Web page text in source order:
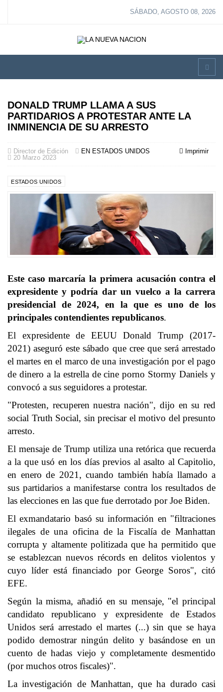
SÁBADO, AGOSTO 08, 2026
DONALD TRUMP LLAMA A SUS
PARTIDARIOS A PROTESTAR ANTE LA
INMINENCIA DE SU ARRESTO
Imprimir
Director de Edición
EN ESTADOS UNIDOS
20 Marzo 2023
ESTADOS UNIDOS
Este caso marcaría la primera acusación contra el
expresidente y podría dar un vuelco a la carrera
presidencial de 2024, en la que es uno de los
principales contendientes republicanos.
El expresidente de EEUU Donald Trump (2017-
2021) aseguró este sábado que cree que será arrestado
el martes en el marco de una investigación por el pago
de dinero a la estrella de cine porno Stormy Daniels y
convocó a sus seguidores a protestar.
"Protesten, recuperen nuestra nación", dijo en su red
social Truth Social, sin precisar el motivo del presunto
arresto.
El mensaje de Trump utiliza una retórica que recuerda
a la que usó en los días previos al asalto al Capitolio,
en enero de 2021, cuando también había llamado a
sus partidarios a manifestarse contra los resultados de
las elecciones en las que fue derrotado por Joe Biden.
El exmandatario basó su información en "filtraciones
ilegales de una oficina de la Fiscalía de Manhattan
corrupta y altamente politizada que ha permitido que
se establezcan nuevos récords en delitos violentos y
cuyo líder está financiado por George Soros", citó
EFE.
Según la misma, añadió en su mensaje, "el principal
candidato republicano y expresidente de Estados
Unidos será arrestado el martes (...) sin que se haya
podido demostrar ningún delito y basándose en un
cuento de hadas viejo y completamente desmentido
(por muchos otros fiscales)".
La investigación de Manhattan, que ha durado casi